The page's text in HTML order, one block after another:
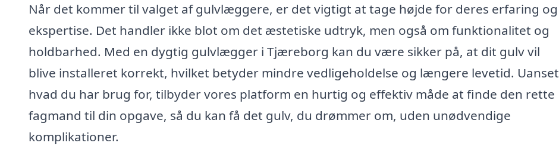
Når det kommer til valget af gulvlæggere, er det vigtigt at tage højde for deres erfaring og
ekspertise. Det handler ikke blot om det æstetiske udtryk, men også om funktionalitet og
holdbarhed. Med en dygtig gulvlægger i Tjæreborg kan du være sikker på, at dit gulv vil
blive installeret korrekt, hvilket betyder mindre vedligeholdelse og længere levetid. Uanset
hvad du har brug for, tilbyder vores platform en hurtig og effektiv måde at finde den rette
fagmand til din opgave, så du kan få det gulv, du drømmer om, uden unødvendige
komplikationer.